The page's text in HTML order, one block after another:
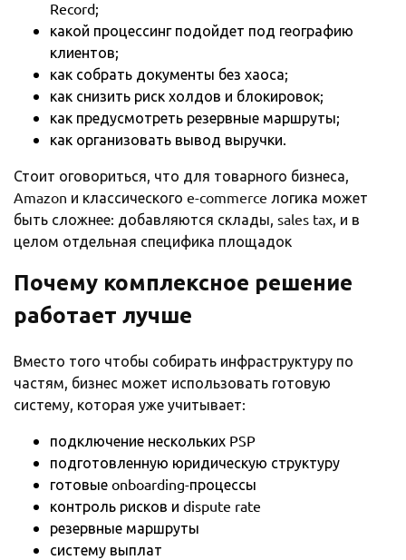
Record;
какой процессинг подойдет под географию
клиентов;
как собрать документы без хаоса;
как снизить риск холдов и блокировок;
как предусмотреть резервные маршруты;
как организовать вывод выручки.
Стоит оговориться, что для товарного бизнеса,
Amazon и классического e-commerce логика может
быть сложнее: добавляются склады, sales tax, и в
целом отдельная специфика площадок
Почему комплексное решение
работает лучше
Вместо того чтобы собирать инфраструктуру по
частям, бизнес может использовать готовую
систему, которая уже учитывает:
подключение нескольких PSP
подготовленную юридическую структуру
готовые onboarding-процессы
контроль рисков и dispute rate
резервные маршруты
систему выплат